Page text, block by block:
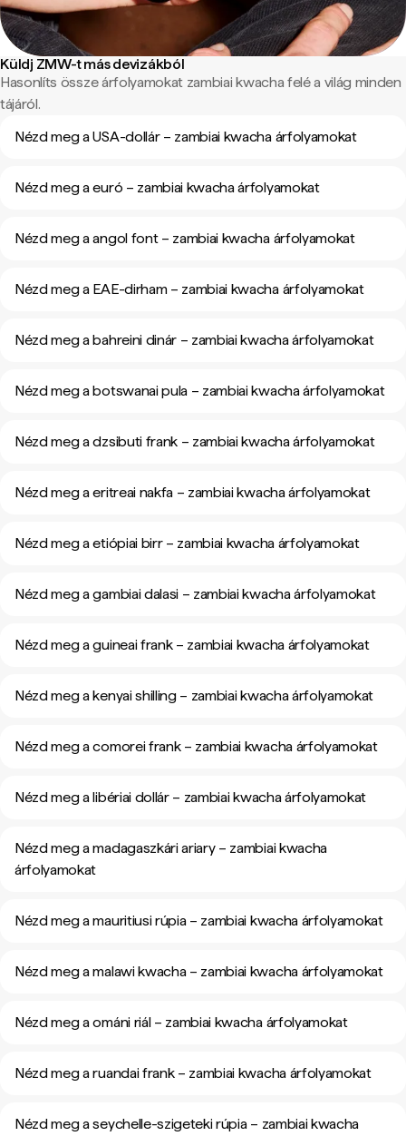
Küldj ZMW-t más devizákból
Hasonlíts össze árfolyamokat zambiai kwacha felé a világ minden
tájáról.
Nézd meg a USA-dollár – zambiai kwacha árfolyamokat
Nézd meg a euró – zambiai kwacha árfolyamokat
Nézd meg a angol font – zambiai kwacha árfolyamokat
Nézd meg a EAE-dirham – zambiai kwacha árfolyamokat
Nézd meg a bahreini dinár – zambiai kwacha árfolyamokat
Nézd meg a botswanai pula – zambiai kwacha árfolyamokat
Nézd meg a dzsibuti frank – zambiai kwacha árfolyamokat
Nézd meg a eritreai nakfa – zambiai kwacha árfolyamokat
Nézd meg a etiópiai birr – zambiai kwacha árfolyamokat
Nézd meg a gambiai dalasi – zambiai kwacha árfolyamokat
Nézd meg a guineai frank – zambiai kwacha árfolyamokat
Nézd meg a kenyai shilling – zambiai kwacha árfolyamokat
Nézd meg a comorei frank – zambiai kwacha árfolyamokat
Nézd meg a libériai dollár – zambiai kwacha árfolyamokat
Nézd meg a madagaszkári ariary – zambiai kwacha
árfolyamokat
Nézd meg a mauritiusi rúpia – zambiai kwacha árfolyamokat
Nézd meg a malawi kwacha – zambiai kwacha árfolyamokat
Nézd meg a ománi riál – zambiai kwacha árfolyamokat
Nézd meg a ruandai frank – zambiai kwacha árfolyamokat
Nézd meg a seychelle-szigeteki rúpia – zambiai kwacha